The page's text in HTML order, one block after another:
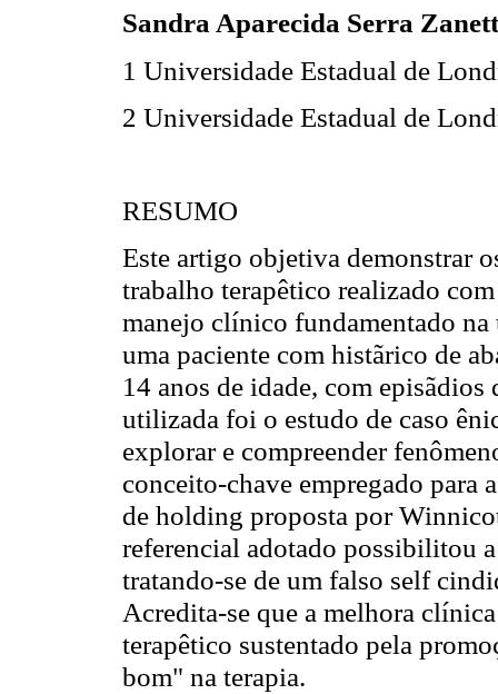
Sandra Aparecida Serra
1 Universidade Estadual de
2 Universidade Estadual de
RESUMO
Este artigo objetiva demonstrar
trabalho terapêtico realizado
manejo clínico fundamentado
uma paciente com histãrico de
14 anos de idade, com
utilizada foi o estudo de caso
explorar e compreender
conceito-chave empregado para
de holding proposta por
referencial adotado possibilitou
tratando-se de um falso self
Acredita-se que a melhora
terapêtico sustentado pela
bom" na terapia.